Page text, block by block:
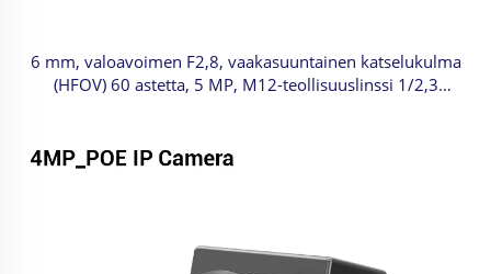
6 mm, valoavoimen F2,8, vaakasuuntainen katselukulma
(HFOV) 60 astetta, 5 MP, M12-teollisuuslinssi 1/2,3